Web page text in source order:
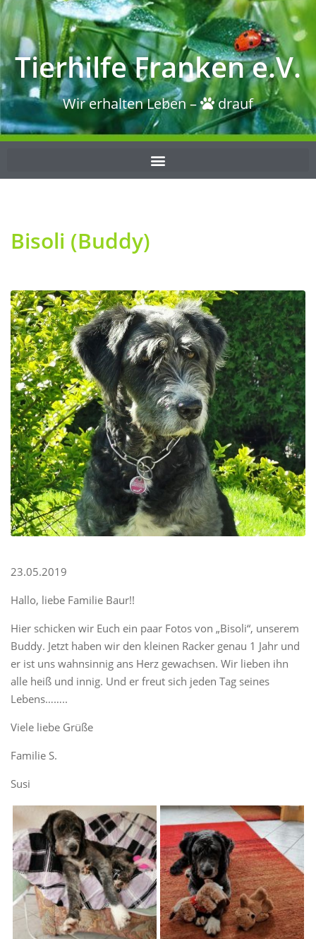
Tierhilfe Franken e.V.
Wir erhalten Leben – drauf
Bisoli (Buddy)
23.05.2019
Hallo, liebe Familie Baur!!
Hier schicken wir Euch ein paar Fotos von „Bisoli“, unserem
Buddy. Jetzt haben wir den kleinen Racker genau 1 Jahr und
er ist uns wahnsinnig ans Herz gewachsen. Wir lieben ihn
alle heiß und innig. Und er freut sich jeden Tag seines
Lebens……..
Viele liebe Grüße
Familie S.
Susi